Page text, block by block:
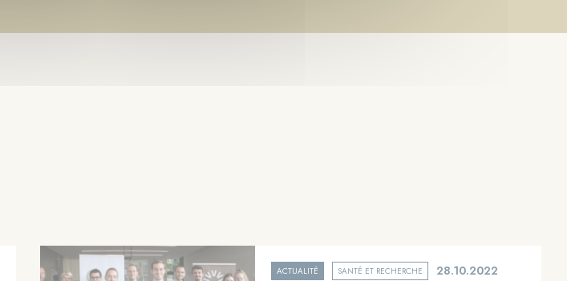
ACTUALITÉ SANTÉ ET RECHERCHE 28.10.2022